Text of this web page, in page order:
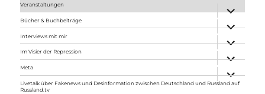
Veranstaltungen
anzeigen
Bücher & Buchbeiträge
anzeigen
Interviews mit mir
anzeigen
Im Visier der Repression
anzeigen
Meta
anzeigen
Livetalk über Fakenews und Desinformation zwischen Deutschland und Russland auf
Russland.tv